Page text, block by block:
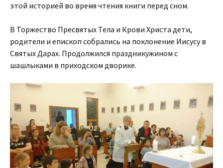
этой историей во время чтения книги перед сном.
В Торжество Пресвятых Тела и Крови Христа дети,
родители и епископ собрались на поклонение Иисусу в
Святых Дарах. Продолжился праздникужином с
шашлыками в приходском дворике.